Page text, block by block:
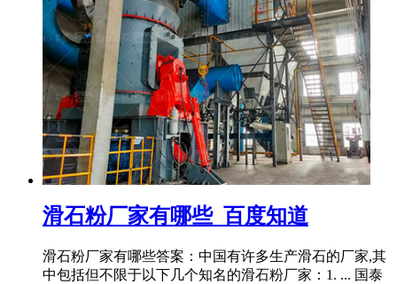
滑石粉厂家有哪些_百度知道
滑石粉厂家有哪些答案：中国有许多生产滑石的厂家,其
中包括但不限于以下几个知名的滑石粉厂家：1. ... 国泰